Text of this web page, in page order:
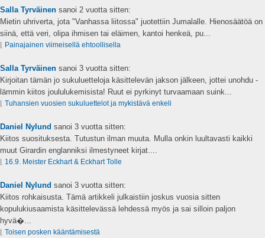
Salla Tyrväinen sanoi 2 vuotta sitten:
Mietin uhriverta, jota "Vanhassa liitossa" juotettiin Jumalalle. Hienosäätöä on
siinä, että veri, olipa ihmisen tai eläimen, kantoi henkeä, pu...
Painajainen viimeisellä ehtoollisella
Salla Tyrväinen sanoi 3 vuotta sitten:
Kirjoitan tämän jo sukuluetteloja käsittelevän jakson jälkeen, jottei unohdu -
lämmin kiitos joululukemisista! Ruut ei pyrkinyt turvaamaan suink...
Tuhansien vuosien sukuluettelot ja mykistävä enkeli
Daniel Nylund sanoi 3 vuotta sitten:
Kiitos suosituksesta. Tutustun ilman muuta. Mulla onkin luultavasti kaikki
muut Girardin englanniksi ilmestyneet kirjat....
16.9. Meister Eckhart & Eckhart Tolle
Daniel Nylund sanoi 3 vuotta sitten:
Kiitos rohkaisusta. Tämä artikkeli julkaistiin joskus vuosia sitten
kopulukiusaamista käsittelevässä lehdessä myös ja sai silloin paljon
hyvä�...
Toisen posken kääntämisestä